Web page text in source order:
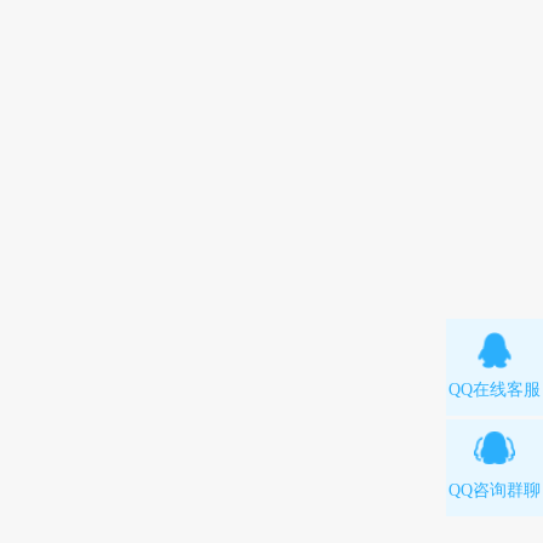
QQ在线客服
QQ咨询群聊